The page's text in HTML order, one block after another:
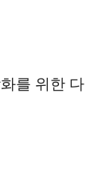
를 위한 다